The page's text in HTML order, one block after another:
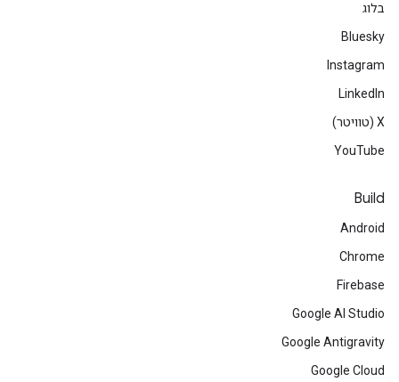
בלוג
Bluesky
Instagram
LinkedIn
‫X (טוויטר)
YouTube
Build
Android
Chrome
Firebase
Google AI Studio
Google Antigravity
Google Cloud